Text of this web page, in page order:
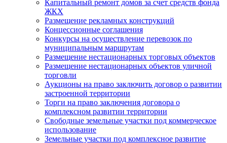
Капитальный ремонт домов за счет средств фонда
ЖКХ
Размещение рекламных конструкций
Концессионные соглашения
Конкурсы на осуществление перевозок по
муниципальным маршрутам
Размещение нестационарных торговых объектов
Размещение нестационарных объектов уличной
торговли
Аукционы на право заключить договор о развитии
застроенной территории
Торги на право заключения договора о
комплексном развитии территории
Свободные земельные участки под коммерческое
использование
Земельные участки под комплексное развитие